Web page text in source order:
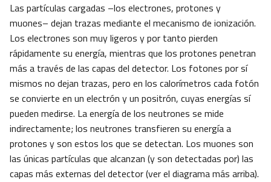
Las partículas cargadas –los electrones, protones y
muones– dejan trazas mediante el mecanismo de ionización.
Los electrones son muy ligeros y por tanto pierden
rápidamente su energía, mientras que los protones penetran
más a través de las capas del detector. Los fotones por sí
mismos no dejan trazas, pero en los calorímetros cada fotón
se convierte en un electrón y un positrón, cuyas energías sí
pueden medirse. La energía de los neutrones se mide
indirectamente; los neutrones transfieren su energía a
protones y son estos los que se detectan. Los muones son
las únicas partículas que alcanzan (y son detectadas por) las
capas más externas del detector (ver el diagrama más arriba).